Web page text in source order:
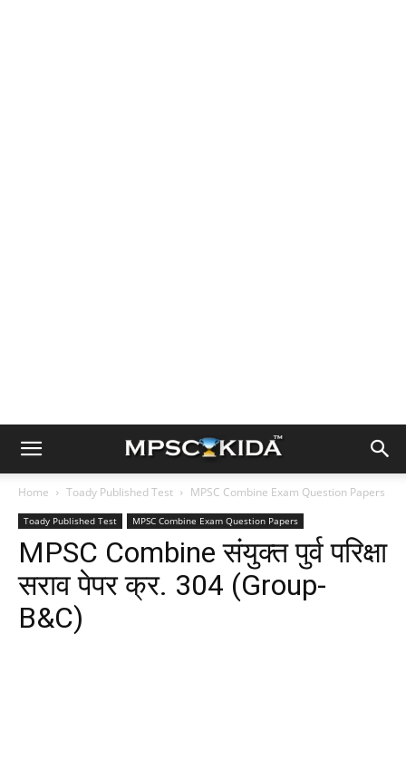
Home Toady Published Test MPSC Combine Exam Question Papers
Toady Published Test MPSC Combine Exam Question Papers
MPSC Combine संयुक्त पुर्व परिक्षा
सराव पेपर क्र. 304 (Group-
B&C)